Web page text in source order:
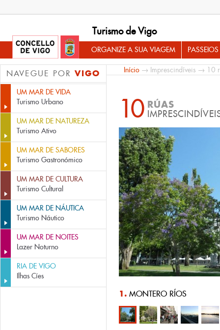
Turismo de Vigo
ORGANIZE A SUA VIAGEM
NAVEGUE POR VIGO
UM MAR DE VIDA
Turismo Urbano
UM MAR DE NATUREZA
Turismo Ativo
UM MAR DE SABORES
Turismo Gastronómico
UM MAR DE CULTURA
Turismo Cultural
UM MAR DE NÁUTICA
Turismo Náutico
UM MAR DE NOITES
Lazer Noturno
RIA DE VIGO
Ilhas Cíes
Início → Imprescindíveis → 10
10 RÚAS
1. MONTERO RÍOS